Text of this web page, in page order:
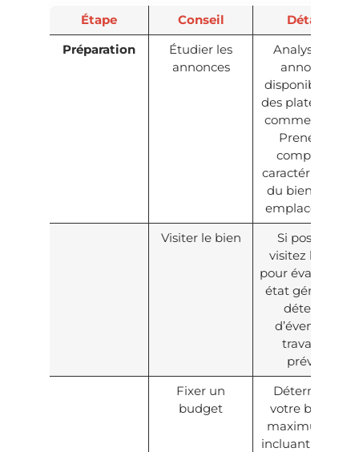
Étape Conseil
Détails
Préparation
Étudier les
annonces
Analysez les
annonces
disponibles sur
des plateformes
comme Licitor.
Prenez en
compte les
caractéristiques
du bien et son
emplacement.
Visiter le bien
Si possible,
visitez le bien
pour évaluer son
état général et
détecter
d’éventuels
travaux à
prévoir.
Fixer un
budget
Déterminez
votre budget
maximum, en
incluant les frais